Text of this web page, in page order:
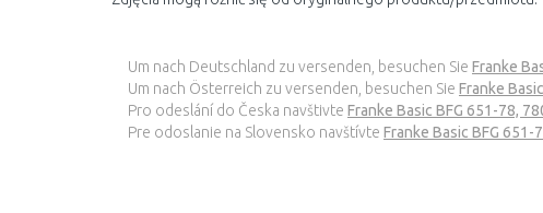
Um nach Deutschland zu versenden, besuchen Sie Franke
Um nach Österreich zu versenden, besuchen Sie Franke
Pro odeslání do Česka navštivte Franke Basic BFG 651-78,
Pre odoslanie na Slovensko navštívte Franke Basic BFG